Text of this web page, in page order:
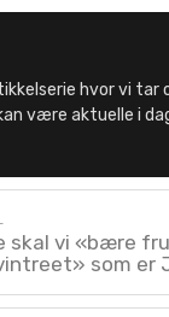
hvor vi tar
være aktuelle i
skal vi «bære
som er